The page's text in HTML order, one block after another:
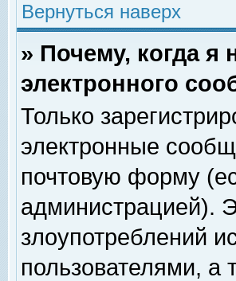
Вернуться наверх
» Почему, когда
электронного
Только
электронные
почтовую форму
администрацией).
злоупотреблений
пользователями, а